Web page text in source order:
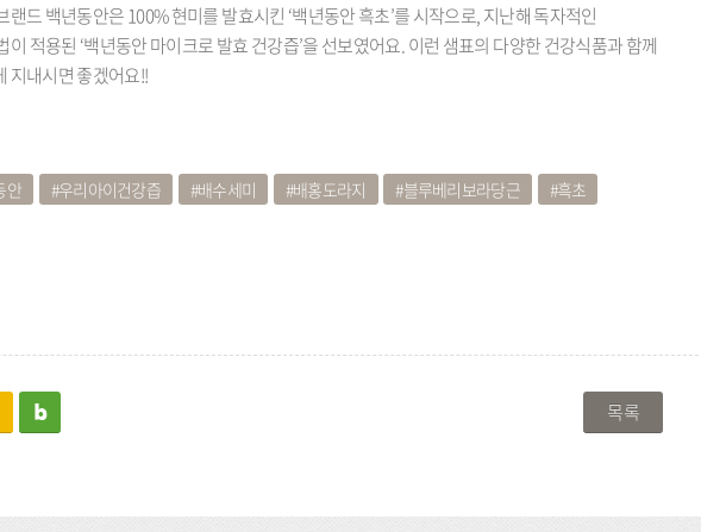
랜드 백년동안은 100% 현미를 발효시킨 ‘백년동안 흑초’를 시작으로, 지난해 독자적인
이 적용된 ‘백년동안 마이크로 발효 건강즙’을 선보였어요. 이런 샘표의 다양한 건강식품과 함께
지내시면 좋겠어요!!
안 우리아이건강즙 배수세미 배홍도라지 블루베리보라당근 흑초
kakaostory
blog 목록